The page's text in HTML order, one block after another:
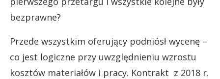
bezprawne?
Przede wszystkim oferujący podniósł wycenę –
co jest logiczne przy uwzględnieniu wzrostu
kosztów materiałów i pracy. Kontrakt z 2018 r.